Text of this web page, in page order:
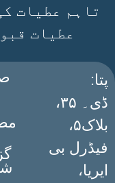
تاہم عطیات
عطیات
:پتا
ڈی۔ ۳۵،
بلاک۵،
فیڈرل بی
ایریا،